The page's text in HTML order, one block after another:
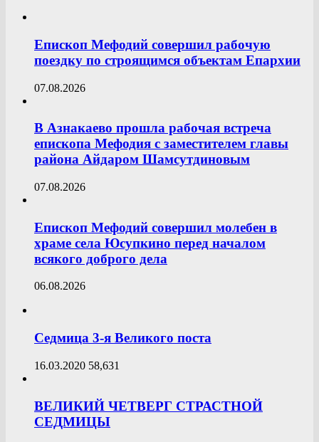
Епископ Мефодий совершил рабочую
поездку по строящимся объектам Епархии
07.08.2026
В Азнакаево прошла рабочая встреча
епископа Мефодия с заместителем главы
района Айдаром Шамсутдиновым
07.08.2026
Епископ Мефодий совершил молебен в
храме села Юсупкино перед началом
всякого доброго дела
06.08.2026
Седмица 3-я Великого поста
16.03.2020 58,631
ВЕЛИКИЙ ЧЕТВЕРГ СТРАСТНОЙ
СЕДМИЦЫ